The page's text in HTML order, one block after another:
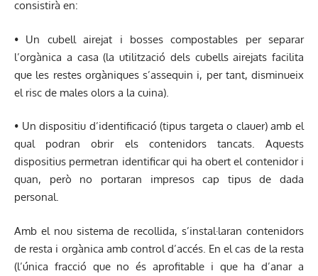
consistirà en:
• Un cubell airejat i bosses compostables per separar
l’orgànica a casa (la utilització dels cubells airejats facilita
que les restes orgàniques s’assequin i, per tant, disminueix
el risc de males olors a la cuina).
• Un dispositiu d’identificació (tipus targeta o clauer) amb el
qual podran obrir els contenidors tancats. Aquests
dispositius permetran identificar qui ha obert el contenidor i
quan, però no portaran impresos cap tipus de dada
personal.
Amb el nou sistema de recollida, s’instal·laran contenidors
de resta i orgànica amb control d’accés. En el cas de la resta
(l’única fracció que no és aprofitable i que ha d’anar a